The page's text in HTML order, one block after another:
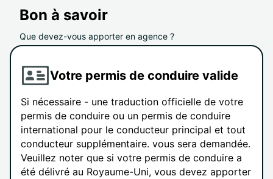
Bon à savoir
Que devez-vous apporter en agence ?
Votre permis de conduire valide
Si nécessaire - une traduction officielle de votre
permis de conduire ou un permis de conduire
international pour le conducteur principal et tout
conducteur supplémentaire. vous sera demandée.
Veuillez noter que si votre permis de conduire a
été délivré au Royaume-Uni, vous devez apporter